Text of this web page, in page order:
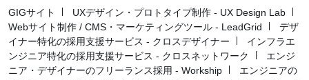
GIGサイト
UXデザイン・プロトタイプ制作 - UX Design Lab
Webサイト制作 / CMS・マーケティングツール - LeadGrid
デザ
イナー特化の採用支援サービス - クロスデザイナー
インフラエ
ンジニア特化の採用支援サービス - クロスネットワーク
エンジ
ニア・デザイナーのフリーランス採用 - Workship
エンジニアの